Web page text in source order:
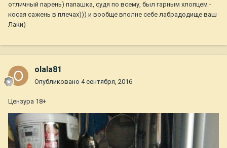
отличный парень) папашка, судя по всему, был гарным хлопцем -
косая сажень в плечах))) и вообще вполне себе лабрадодище ваш
Лаки)
olala81
Опубликовано 4 сентября, 2016
Цензура 18+